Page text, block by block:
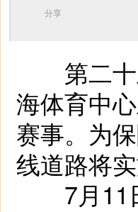
分享
第二十
海体育中
赛事。为
线道路将
7月11日